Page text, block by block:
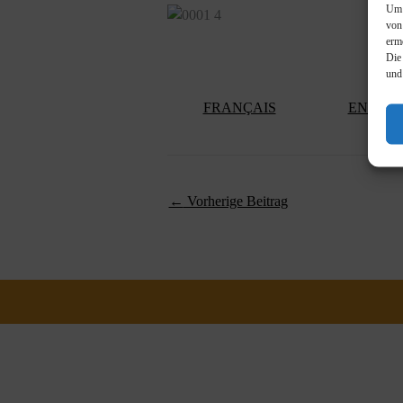
Um
Die
FRANÇAIS
← Vorherige Beitrag